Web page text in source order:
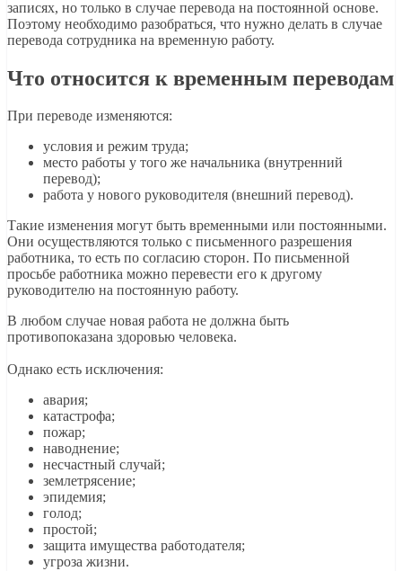
записях, но только в случае перевода на постоянной основе.
Поэтому необходимо разобраться, что нужно делать в случае
перевода сотрудника на временную работу.
Что относится к временным переводам
При переводе изменяются:
условия и режим труда;
место работы у того же начальника (внутренний
перевод);
работа у нового руководителя (внешний перевод).
Такие изменения могут быть временными или постоянными.
Они осуществляются только с письменного разрешения
работника, то есть по согласию сторон. По письменной
просьбе работника можно перевести его к другому
руководителю на постоянную работу.
В любом случае новая работа не должна быть
противопоказана здоровью человека.
Однако есть исключения:
авария;
катастрофа;
пожар;
наводнение;
несчастный случай;
землетрясение;
эпидемия;
голод;
простой;
защита имущества работодателя;
угроза жизни.